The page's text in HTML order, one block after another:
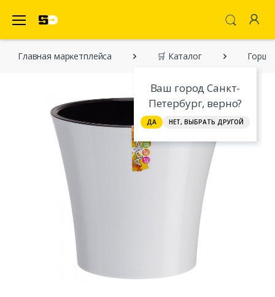
Ваш город Санкт-
Петербург, верно?
ДА НЕТ, ВЫБРАТЬ ДРУГОЙ
Главная марĸетплейса 🛒 Каталог